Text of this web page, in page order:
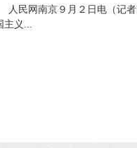
民网南京９月２日电（记者
主义...